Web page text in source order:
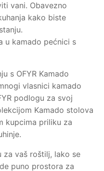
vani. Obavezno
kako biste
u kamado pećnici s
s OFYR Kamado
vlasnici kamado
podlogu za svoj
Kamado stolova
kupcima priliku za
vaš roštilj, lako se
puno prostora za